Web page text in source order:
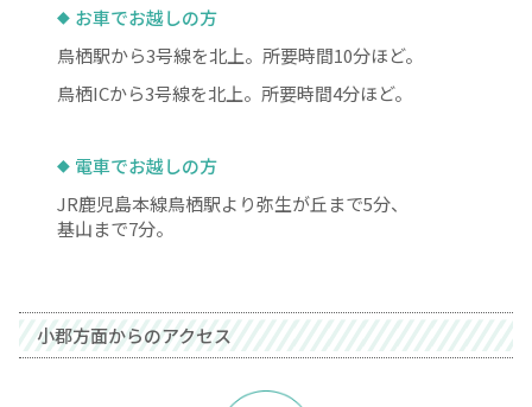
お車でお越しの方
鳥栖駅から3号線を北上。所要時間10分ほど。
鳥栖ICから3号線を北上。所要時間4分ほど。
電車でお越しの方
JR鹿児島本線鳥栖駅より弥生が丘まで5分、
基山まで7分。
小郡方面からのアクセス